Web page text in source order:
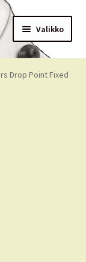
Valikko
Drop Point Fixed